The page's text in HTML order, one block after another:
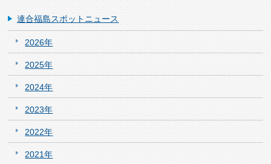
連合福島スポットニュース
2026年
2025年
2024年
2023年
2022年
2021年